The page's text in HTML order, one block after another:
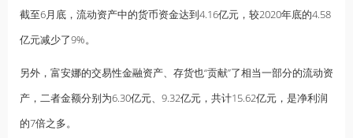
截至6月底，流动资产中的货币资金达到4.16亿元，较2020年底的4.58
亿元减少了9%。
另外，富安娜的交易性金融资产、存货也“贡献”了相当一部分的流动资
产，二者金额分别为6.30亿元、9.32亿元，共计15.62亿元，是净利润
的7倍之多。